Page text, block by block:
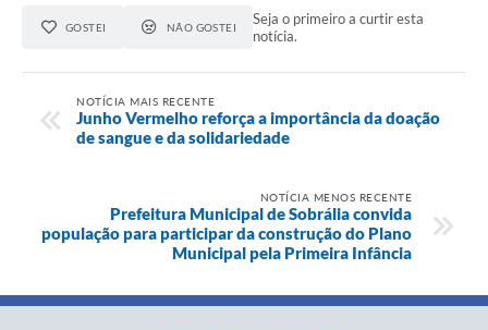
GOSTEI NÃO GOSTEI
Seja o primeiro a curtir esta
notícia.
NOTÍCIA MAIS RECENTE
Junho Vermelho reforça a importância da doação
de sangue e da solidariedade
NOTÍCIA MENOS RECENTE
Prefeitura Municipal de Sobrália convida
população para participar da construção do Plano
Municipal pela Primeira Infância